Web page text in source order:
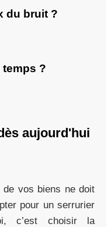
du bruit ?
?
aujourd'hui
vos biens ne doit
pour un serrurier
c’est choisir la